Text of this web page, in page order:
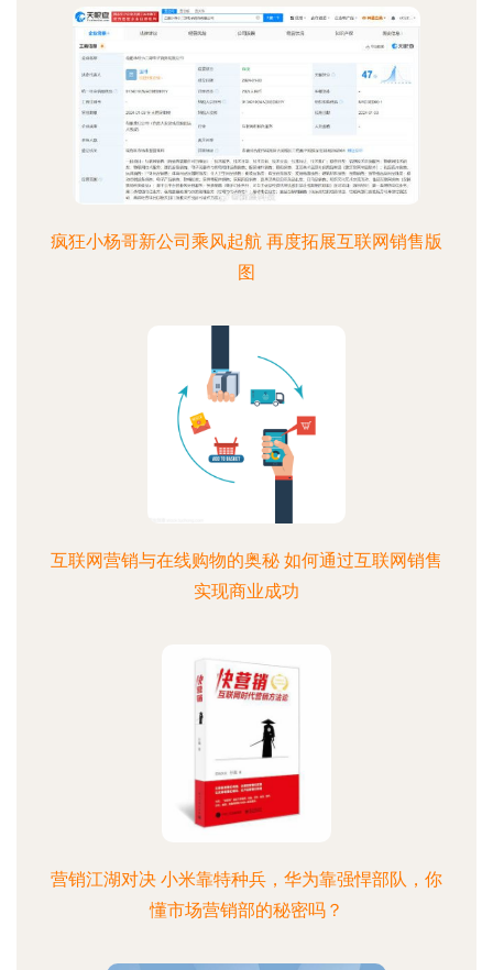
疯狂小杨哥新公司乘风起航 再度拓展互联网销售版
图
互联网营销与在线购物的奥秘 如何通过互联网销售
实现商业成功
营销江湖对决 小米靠特种兵，华为靠强悍部队，你
懂市场营销部的秘密吗？